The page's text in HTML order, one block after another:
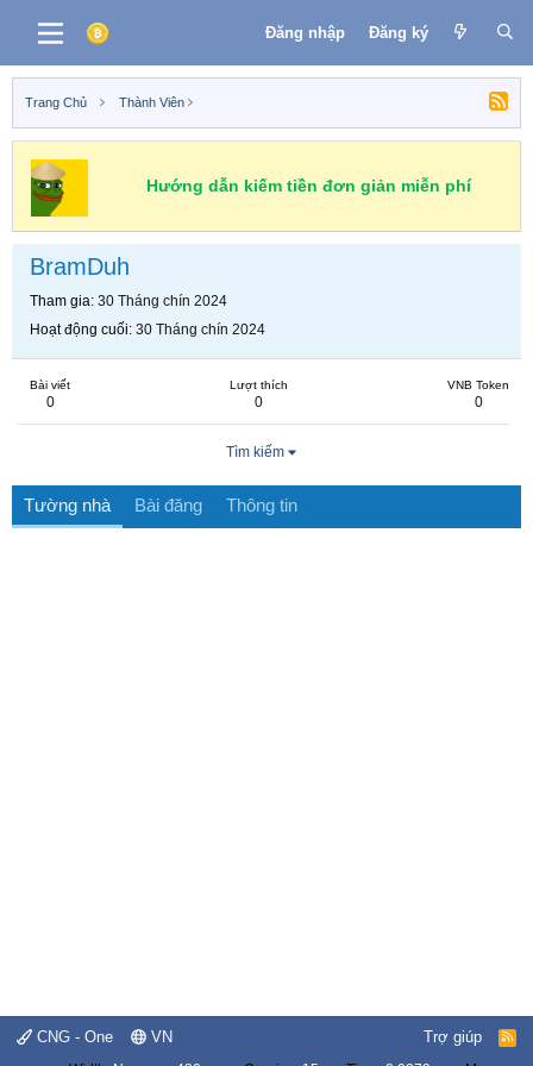
Đăng nhập Đăng ký
Trang Chủ Thành Viên
Hướng dẫn kiếm tiền đơn giản miễn phí
BramDuh
Tham gia 30 Tháng chín 2024
Hoạt động cuối 30 Tháng chín 2024
Bài viết
0
Lượt thích
0
VNB Token
0
Tìm kiếm
Tường nhà Bài đăng Thông tin
CNG - One VN Trợ giúp
R